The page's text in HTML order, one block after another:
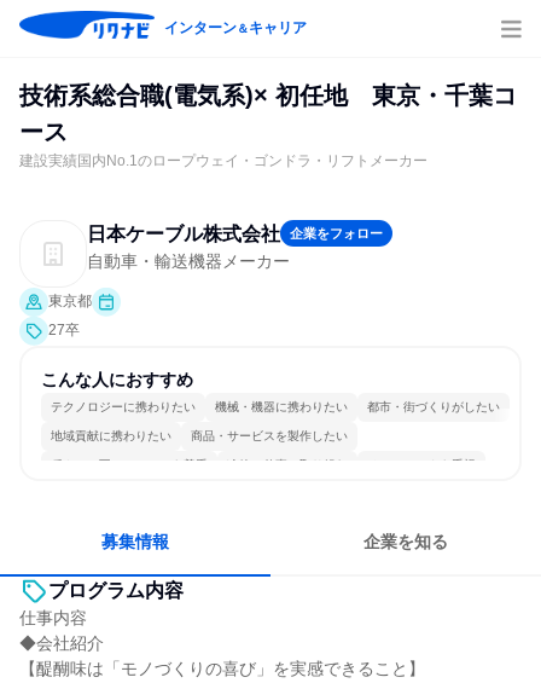
インターン＆キャリア
技術系総合職(電気系)× 初任地 東京・千葉コ
ース
建設実績国内No.1のロープウェイ・ゴンドラ・リフトメーカー
日本ケーブル株式会社 企業をフォロー
自動車・輸送機器メーカー
東京都
27卒
こんな人におすすめ
テクノロジーに携わりたい 機械・機器に携わりたい 都市・街づくりがしたい
地域貢献に携わりたい 商品・サービスを製作したい
穏やかで互いのペースを尊重 冷静に仕事に取り組む チームワークを重視
募集情報 企業を知る
プログラム内容
仕事内容
◆会社紹介
【醍醐味は「モノづくりの喜び」を実感できること】